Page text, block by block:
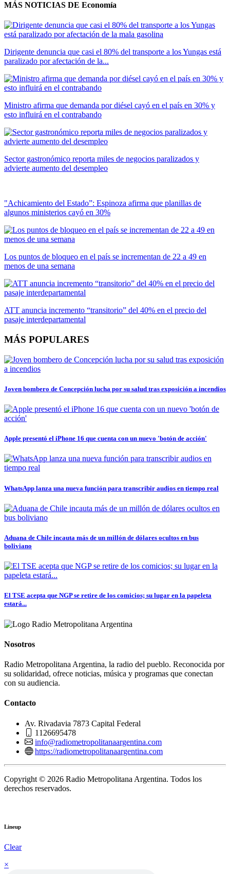
MÁS NOTICIAS DE Economía
Dirigente denuncia que casi el 80% del transporte a los Yungas está
paralizado por afectación de la...
Ministro afirma que demanda por diésel cayó en el país en 30% y
esto influirá en el contrabando
Sector gastronómico reporta miles de negocios paralizados y
advierte aumento del desempleo
"Achicamiento del Estado”: Espinoza afirma que planillas de
algunos ministerios cayó en 30%
Los puntos de bloqueo en el país se incrementan de 22 a 49 en
menos de una semana
ATT anuncia incremento “transitorio” del 40% en el precio del
pasaje interdepartamental
MÁS POPULARES
Joven bombero de Concepción lucha por su salud tras exposición a incendios
Apple presentó el iPhone 16 que cuenta con un nuevo 'botón de acción'
WhatsApp lanza una nueva función para transcribir audios en tiempo real
Aduana de Chile incauta más de un millón de dólares ocultos en bus
boliviano
El TSE acepta que NGP se retire de los comicios; su lugar en la papeleta
estará...
Nosotros
Radio Metropolitana Argentina, la radio del pueblo. Reconocida por
su solidaridad, ofrece noticias, música y programas que conectan
con su audiencia.
Contacto
Av. Rivadavia 7873 Capital Federal
1126695478
info@radiometropolitanaargentina.com
https://radiometropolitanaargentina.com
Copyright © 2026 Radio Metropolitana Argentina. Todos los
derechos reservados.
Lineup
Clear
×